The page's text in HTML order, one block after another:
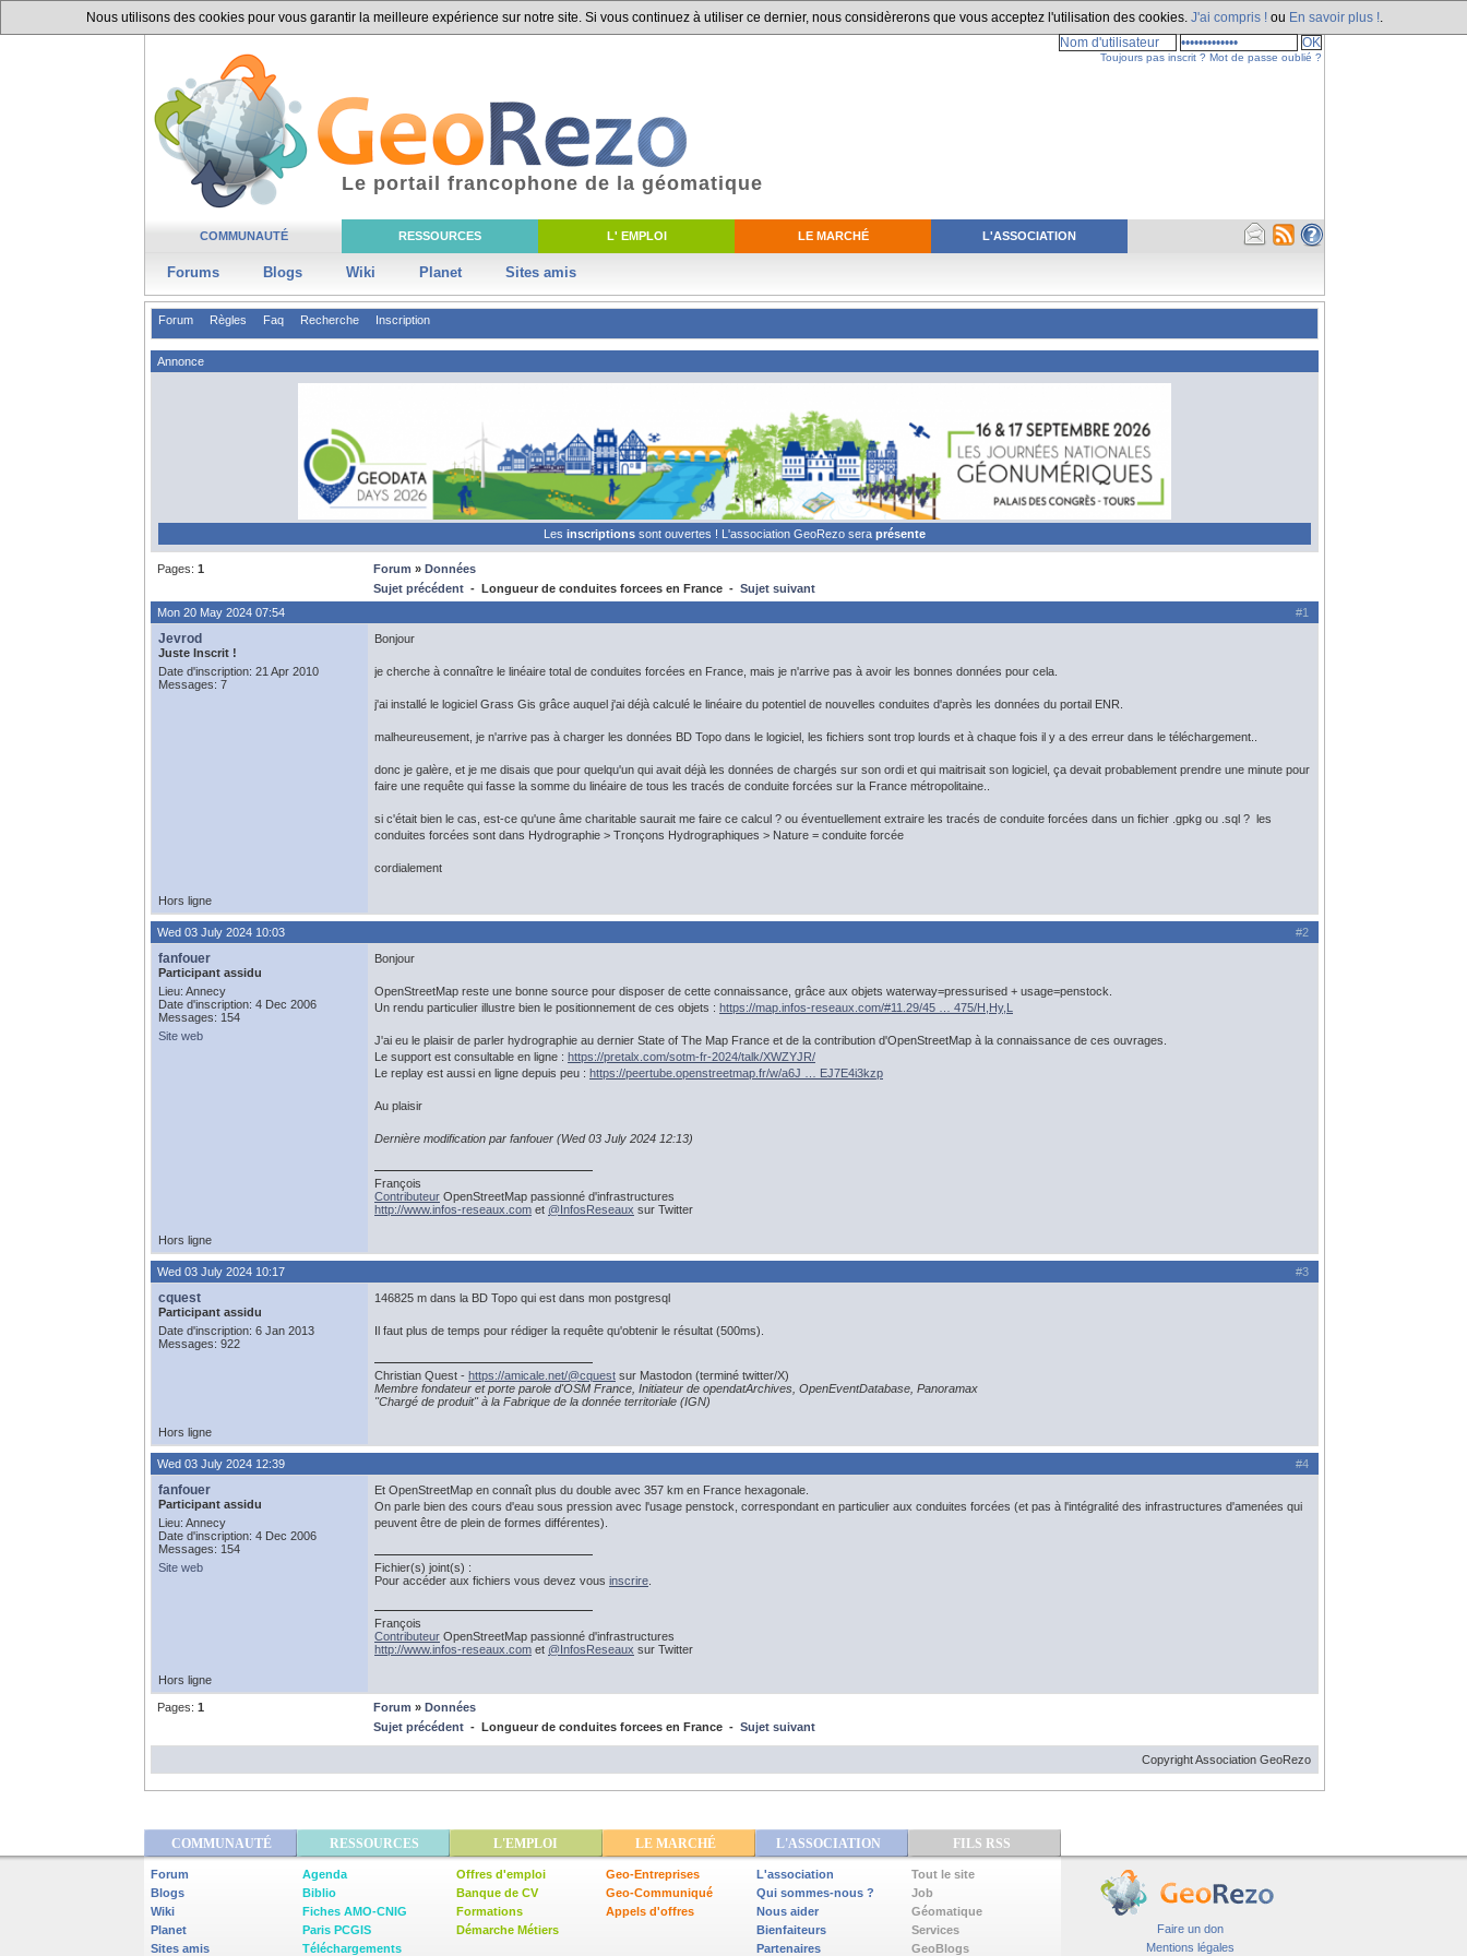
Nous utilisons des cookies pour vous garantir la meilleure expérience sur notre site. Si vous continuez à utiliser ce dernier, nous considèrerons que vous acceptez l'utilisation des cookies. J'ai compris ! ou En savoir plus !
COMMUNAUTÉ RESSOURCES L' EMPLOI LE MARCHÉ L'ASSOCIATION
Forums Blogs Wiki Planet Sites amis
Le portail francophone de la géomatique
Toujours pas inscrit ? Mot de passe oublié ?
Forum Règles Faq Recherche Inscription
Annonce
Les inscriptions sont ouvertes ! L'association GeoRezo sera présente
Pages: 1 Forum » Données
Sujet précédent - Longueur de conduites forcees en France - Sujet suivant
#1
Mon 20 May 2024 07:54
Jevrod
Juste Inscrit !
Date d'inscription: 21 Apr 2010
Messages: 7
Bonjour
je cherche à connaître le linéaire total de conduites forcées en France, mais je n'arrive pas à avoir les bonnes données pour cela.
j'ai installé le logiciel Grass Gis grâce auquel j'ai déjà calculé le linéaire du potentiel de nouvelles conduites d'après les données du portail ENR.
malheureusement, je n'arrive pas à charger les données BD Topo dans le logiciel, les fichiers sont trop lourds et à chaque fois il y a des erreur dans le téléchargement..
donc je galère, et je me disais que pour quelqu'un qui avait déjà les données de chargés sur son ordi et qui maitrisait son logiciel, ça devait probablement prendre une minute pour
faire une requête qui fasse la somme du linéaire de tous les tracés de conduite forcées sur la France métropolitaine..
si c'était bien le cas, est-ce qu'une âme charitable saurait me faire ce calcul ? ou éventuellement extraire les tracés de conduite forcées dans un fichier .gpkg ou .sql ? les
conduites forcées sont dans Hydrographie > Tronçons Hydrographiques > Nature = conduite forcée
cordialement
Hors ligne
#2
Wed 03 July 2024 10:03
fanfouer
Participant assidu
Lieu: Annecy
Date d'inscription: 4 Dec 2006
Messages: 154
Site web
Bonjour
OpenStreetMap reste une bonne source pour disposer de cette connaissance, grâce aux objets waterway=pressurised + usage=penstock.
Un rendu particulier illustre bien le positionnement de ces objets : https://map.infos-reseaux.com/#11.29/45 … 475/H,Hy,L
J'ai eu le plaisir de parler hydrographie au dernier State of The Map France et de la contribution d'OpenStreetMap à la connaissance de ces ouvrages.
Le support est consultable en ligne : https://pretalx.com/sotm-fr-2024/talk/XWZYJR/
Le replay est aussi en ligne depuis peu : https://peertube.openstreetmap.fr/w/a6J … EJ7E4i3kzp
Au plaisir
Dernière modification par fanfouer (Wed 03 July 2024 12:13)
François
Contributeur OpenStreetMap passionné d'infrastructures
http://www.infos-reseaux.com et @InfosReseaux sur Twitter
Hors ligne
#3
Wed 03 July 2024 10:17
cquest
Participant assidu
Date d'inscription: 6 Jan 2013
Messages: 922
146825 m dans la BD Topo qui est dans mon postgresql
Il faut plus de temps pour rédiger la requête qu'obtenir le résultat (500ms).
Christian Quest - https://amicale.net/@cquest sur Mastodon (terminé twitter/X)
Membre fondateur et porte parole d'OSM France, Initiateur de opendatArchives, OpenEventDatabase, Panoramax
"Chargé de produit" à la Fabrique de la donnée territoriale (IGN)
Hors ligne
#4
Wed 03 July 2024 12:39
fanfouer
Participant assidu
Lieu: Annecy
Date d'inscription: 4 Dec 2006
Messages: 154
Site web
Et OpenStreetMap en connaît plus du double avec 357 km en France hexagonale.
On parle bien des cours d'eau sous pression avec l'usage penstock, correspondant en particulier aux conduites forcées (et pas à l'intégralité des infrastructures d'amenées qui
peuvent être de plein de formes différentes).
Fichier(s) joint(s) :
Pour accéder aux fichiers vous devez vous inscrire
François
Contributeur OpenStreetMap passionné d'infrastructures
http://www.infos-reseaux.com et @InfosReseaux sur Twitter
Hors ligne
Pages: 1 Forum » Données
Sujet précédent - Longueur de conduites forcees en France - Sujet suivant
Copyright Association GeoRezo
COMMUNAUTÉ RESSOURCES L'EMPLOI LE MARCHÉ L'ASSOCIATION FILS RSS
Forum
Blogs
Wiki
Planet
Sites amis
Agenda
Biblio
Fiches AMO-CNIG
Paris PCGIS
Téléchargements
Offres d'emploi
Banque de CV
Formations
Démarche Métiers
Geo-Entreprises
Geo-Communiqué
Appels d'offres
L'association
Qui sommes-nous ?
Nous aider
Bienfaiteurs
Partenaires
Tout le site
Job
Géomatique
Services
GeoBlogs
Faire un don
Mentions légales